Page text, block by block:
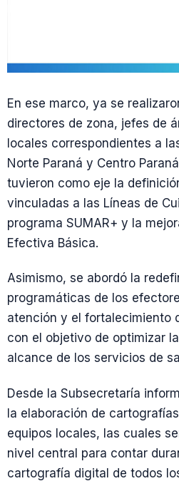
En ese marco, ya se
directores de zona, jefes de
locales correspondientes a
Norte Paraná y Centro
tuvieron como eje la
vinculadas a las Líneas de
programa SUMAR+ y la
Efectiva Básica.
Asimismo, se abordó la
programáticas de los
atención y el fortalecimiento
con el objetivo de optimizar
alcance de los servicios de
Desde la Subsecretaría
la elaboración de
equipos locales, las cuales
nivel central para contar
cartografía digital de todos